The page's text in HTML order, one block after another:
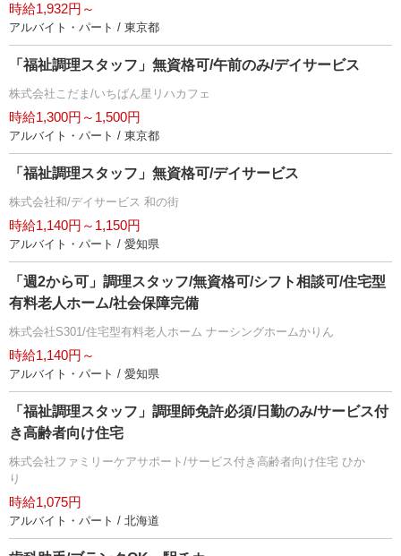
時給1,932円～
アルバイト・パート / 東京都
「福祉調理スタッフ」無資格可/午前のみ/デイサービス
株式会社こだま/いちばん星リハカフェ
時給1,300円～1,500円
アルバイト・パート / 東京都
「福祉調理スタッフ」無資格可/デイサービス
株式会社和/デイサービス 和の街
時給1,140円～1,150円
アルバイト・パート / 愛知県
「週2から可」調理スタッフ/無資格可/シフト相談可/住宅型
有料老人ホーム/社会保障完備
株式会社S301/住宅型有料老人ホーム ナーシングホームかりん
時給1,140円～
アルバイト・パート / 愛知県
「福祉調理スタッフ」調理師免許必須/日勤のみ/サービス付
き高齢者向け住宅
株式会社ファミリーケアサポート/サービス付き高齢者向け住宅 ひか
り
時給1,075円
アルバイト・パート / 北海道